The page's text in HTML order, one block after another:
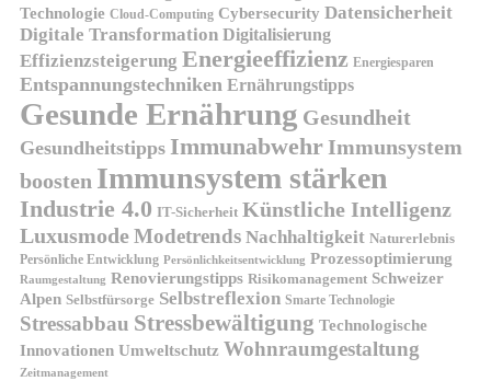
Technologie Cloud-Computing Cybersecurity Datensicherheit
Digitale Transformation Digitalisierung
Effizienzsteigerung Energieeffizienz Energiesparen
Entspannungstechniken Ernährungstipps
Gesunde Ernährung Gesundheit
Gesundheitstipps Immunabwehr Immunsystem
boosten Immunsystem stärken
Industrie 4.0 IT-Sicherheit Künstliche Intelligenz
LuxusmodeModetrends Nachhaltigkeit Naturerlebnis
Persönliche Entwicklung Persönlichkeitsentwicklung Prozessoptimierung
Raumgestaltung Renovierungstipps Risikomanagement Schweizer
Alpen Selbstfürsorge Selbstreflexion Smarte Technologie
Stressabbau Stressbewältigung Technologische
Innovationen Umweltschutz Wohnraumgestaltung
Zeitmanagement